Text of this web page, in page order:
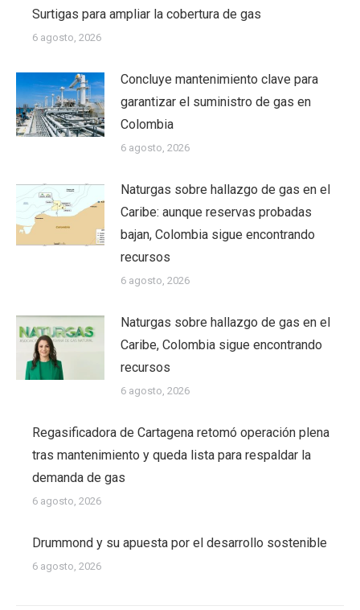
Surtigas para ampliar la cobertura de gas
6 agosto, 2026
Concluye mantenimiento clave para
garantizar el suministro de gas en
Colombia
6 agosto, 2026
Naturgas sobre hallazgo de gas en el
Caribe: aunque reservas probadas
bajan, Colombia sigue encontrando
recursos
6 agosto, 2026
Naturgas sobre hallazgo de gas en el
Caribe, Colombia sigue encontrando
recursos
6 agosto, 2026
Regasificadora de Cartagena retomó operación plena
tras mantenimiento y queda lista para respaldar la
demanda de gas
6 agosto, 2026
Drummond y su apuesta por el desarrollo sostenible
6 agosto, 2026